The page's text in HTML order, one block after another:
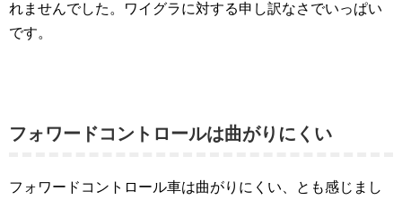
れませんでした。ワイグラに対する申し訳なさでいっぱい
です。
フォワードコントロールは曲がりにくい
フォワードコントロール車は曲がりにくい、とも感じまし